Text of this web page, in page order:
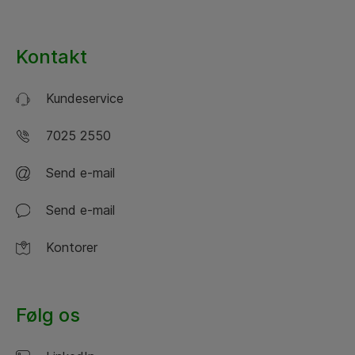
Kontakt
Kundeservice
7025 2550
Send e-mail
Send e-mail
Kontorer
Følg os